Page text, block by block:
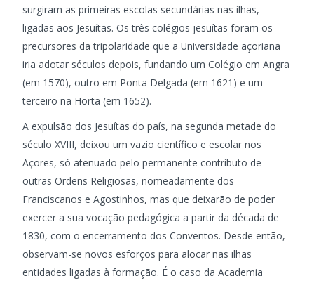
surgiram as primeiras escolas secundárias nas ilhas,
ligadas aos Jesuítas. Os três colégios jesuítas foram os
precursores da tripolaridade que a Universidade açoriana
iria adotar séculos depois, fundando um Colégio em Angra
(em 1570), outro em Ponta Delgada (em 1621) e um
terceiro na Horta (em 1652).
A expulsão dos Jesuítas do país, na segunda metade do
século XVIII, deixou um vazio científico e escolar nos
Açores, só atenuado pelo permanente contributo de
outras Ordens Religiosas, nomeadamente dos
Franciscanos e Agostinhos, mas que deixarão de poder
exercer a sua vocação pedagógica a partir da década de
1830, com o encerramento dos Conventos. Desde então,
observam-se novos esforços para alocar nas ilhas
entidades ligadas à formação. É o caso da Academia